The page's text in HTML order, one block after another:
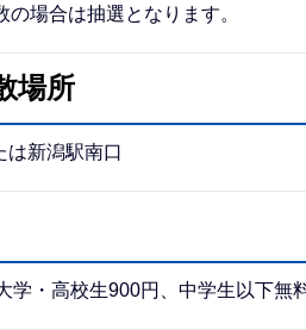
の場合は抽選となります。
場所
は新潟駅南口
学・高校生900円、中学生以下無